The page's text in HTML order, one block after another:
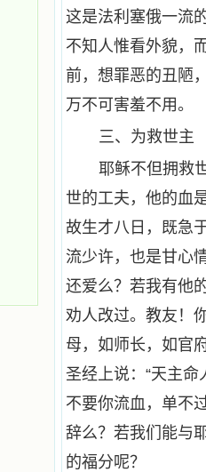
这是法利塞俄一流
不知人惟看外貌，
前，想罪恶的丑陋
万不可害羞不用。
三、为救世主
耶稣不但拥救
世的工夫，他的血
故生才八日，既急
流少许，也是甘心
还爱么？若我有他
劝人改过。教友！
母，如师长，如官
圣经上说：“天主
不要你流血，单不
辞么？若我们能与
的福分呢？